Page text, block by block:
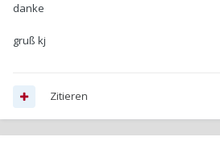
danke
gruß kj
Zitieren